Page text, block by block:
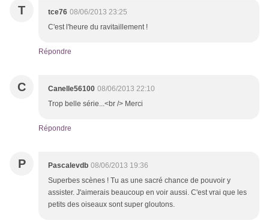
T tce76 08/06/2013 23:25
C'est l'heure du ravitaillement !
Répondre
C Canelle56100 08/06/2013 22:10
Trop belle série...<br /> Merci
Répondre
P Pascalevdb 08/06/2013 19:36
Superbes scènes ! Tu as une sacré chance de pouvoir y
assister. J'aimerais beaucoup en voir aussi. C'est vrai que les
petits des oiseaux sont super gloutons.